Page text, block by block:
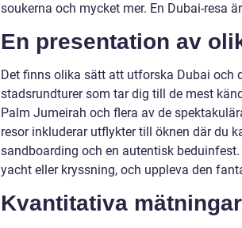
soukerna och mycket mer. En Dubai-resa
En presentation av
Det finns olika sätt att utforska Dubai och
stadsrundturer som tar dig till de mest
Palm Jumeirah och flera av de
resor inkluderar utflykter till öknen där du
sandboarding och en autentisk
yacht eller kryssning, och uppleva den
Kvantitativa